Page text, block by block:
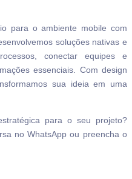
para o ambiente mobile com
soluções nativas e
conectar equipes e
essenciais. Com design
sua ideia em uma
para o seu projeto?
no WhatsApp ou preencha o